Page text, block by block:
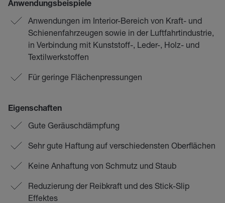
Anwendungsbeispiele
Anwendungen im Interior-Bereich von Kraft- und
Schienenfahrzeugen sowie in der Luftfahrtindustrie,
in Verbindung mit Kunststoff-, Leder-, Holz- und
Textilwerkstoffen
Für geringe Flächenpressungen
Eigenschaften
Gute Geräuschdämpfung
Sehr gute Haftung auf verschiedensten Oberflächen
Keine Anhaftung von Schmutz und Staub
Reduzierung der Reibkraft und des Stick-Slip
Effektes